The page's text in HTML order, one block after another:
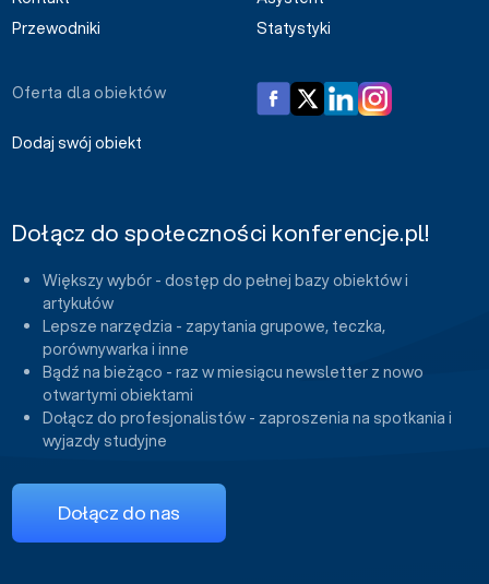
Przewodniki
Statystyki
Oferta dla obiektów
Dodaj swój obiekt
Dołącz do społeczności konferencje.pl!
Większy wybór - dostęp do pełnej bazy obiektów i
artykułów
Lepsze narzędzia - zapytania grupowe, teczka,
porównywarka i inne
Bądź na bieżąco - raz w miesiącu newsletter z nowo
otwartymi obiektami
Dołącz do profesjonalistów - zaproszenia na spotkania i
wyjazdy studyjne
Dołącz do nas